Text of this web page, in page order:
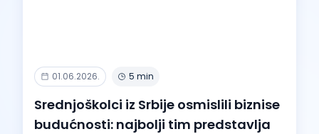
01.06.2026. 5 min
Srednjoškolci iz Srbije osmislili biznise
budućnosti: najbolji tim predstavlja